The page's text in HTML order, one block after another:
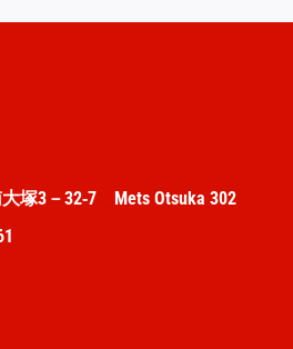
塚3－32‐7 Mets Otsuka 302